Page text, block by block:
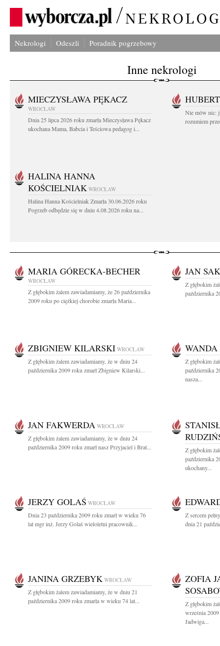
Nekrologi Odeszli Poradnik pogrzebowy
Inne nekrologi
MIECZYSŁAWA PĘKACZ
WROCŁAW
Dnia 25 lipca 2026 roku zmarła Mieczysława Pękacz
ukochana Mama, Babcia i Teściowa pedagog i...
Nie mów nic:
rozumiem
HALINA HANNA
KOŚCIELNIAK WROCŁAW
Halina Hanna Kościelniak Zmarła 30.06.2026 roku
Pogrzeb odbędzie się w dniu 4.08.2026 roku na...
MARIA GÓRECKA-BECHER
WROCŁAW
Z głębokim żalem zawiadamiamy, że 26 października
2009 roku po ciężkiej chorobie zmarła Maria...
JAN
Z głębokim
października
ZBIGNIEW KILARSKI WROCŁAW
Z głębokim żalem zawiadamiamy, że w dniu 24
października 2009 roku zmarł Zbigniew Kilarski...
Z głębokim
października
nasza...
JAN FAKWERDA WROCŁAW
Z głębokim żalem zawiadamiamy, że w dniu 24
października 2009 roku zmarł nasz Przyjaciel i Brat...
Z głębokim
października
ukochany...
JERZY GOLAŚ WROCŁAW
Dnia 23 października 2009 roku zmarł w wieku 76
lat mgr inż. Jerzy Golaś wieloletni pracownik...
Z sercem
dnia 21
JANINA GRZEBYK WROCŁAW
Z głębokim żalem zawiadamiamy, że w dniu 21
października 2009 roku zmarła w wieku 74 lat...
ZOFIA
Z głębokim
września
Jadwiga...